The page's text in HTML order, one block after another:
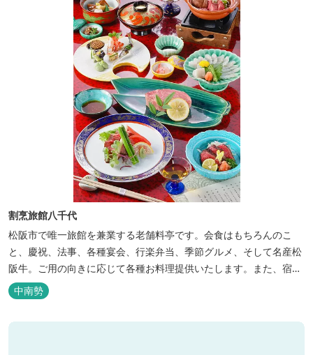
割烹旅館八千代
松阪市で唯一旅館を兼業する老舗料亭です。会食はもちろんのこ
と、慶祝、法事、各種宴会、行楽弁当、季節グルメ、そして名産松
阪牛。ご用の向きに応じて各種お料理提供いたします。また、宿泊
のご用もたまわります。 国登録有形文化財に選ばれた純木造建築で
昔風情をお楽しみください。
中南勢